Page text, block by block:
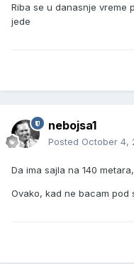
Riba se u danasnje vreme
jede
nebojsa1
Posted October 4,
Da ima sajla na 140
Ovako, kad ne bacam pod